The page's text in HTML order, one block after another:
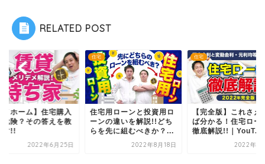
RELATED POST
用ローンと投資用ロ
の違いを解説!!どち
先に組むべきか？...
2022年8月18日
住宅
【完全版】これさえ見れ
ば分かる！住宅ローンを
徹底解説!!｜YouT...
2022年11月5日
住宅
【マイホーム】住宅
って危険？その答え
えます!!
2022年6